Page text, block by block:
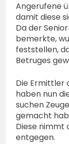
Angerufene
damit diese
Da der
bemerkte,
feststellen,
Betruges
Die Ermittler
haben nun
suchen
gemacht
Diese nimmt
entgegen.